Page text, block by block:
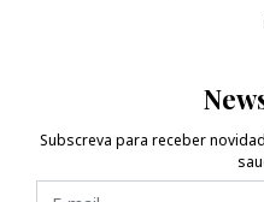
Subscreva para receber